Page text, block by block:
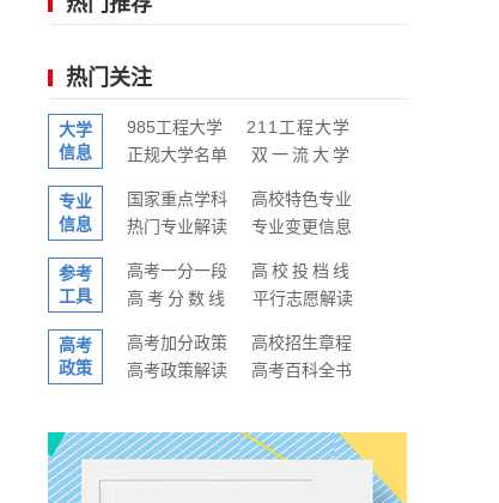
热门关注
大学
信息
985工程大学
211工程大学
正规大学名单
双一流大学
专业
信息
国家重点学科
高校特色专业
热门专业解读
专业变更信息
参考
工具
高考一分一段
高校投档线
高考分数线
平行志愿解读
高考
政策
高考加分政策
高校招生章程
高考政策解读
高考百科全书